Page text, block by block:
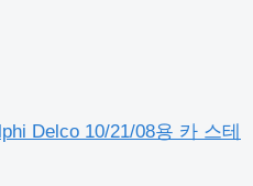
Delco 10/21/08용 카 스테